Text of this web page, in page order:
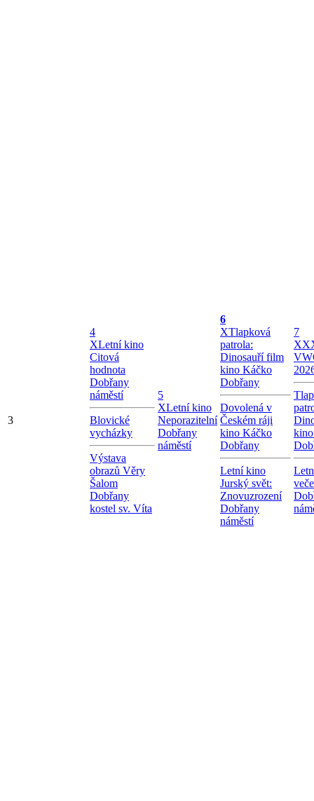
3
4
XLetní kino
Citová
hodnota
Dobřany
náměstí
Blovické
vycházky
Výstava
obrazů Věry
Šalom
Dobřany
kostel sv. Víta
5
XLetní kino
Neporazitelní
Dobřany
náměstí
6
XTlapková
patrola:
Dinosauří film
kino Káčko
Dobřany
Dovolená v
Českém ráji
kino Káčko
Dobřany
Letní kino
Jurský svět:
Znovuzrození
Dobřany
náměstí
7
X